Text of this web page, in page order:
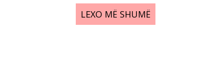
LEXO MË SHUMË